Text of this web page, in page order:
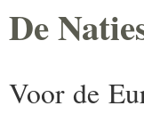
De
Voor de